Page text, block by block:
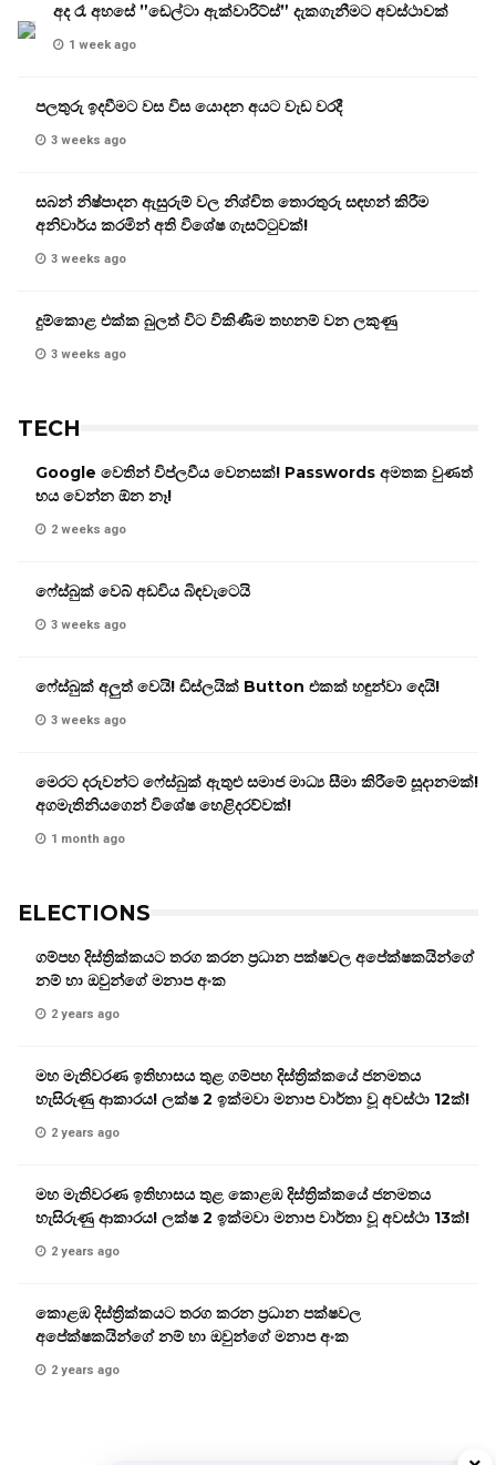
අද රෑ අහසේ ”ඩෙල්ටා ඇක්වාරිට්ස්” දැකගැනීමට අවස්ථාවක්
1 week ago
පලතුරු ඉදවීමට වස විස යොදන අයට වැඩ වරදී
3 weeks ago
සබන් නිෂ්පාදන ඇසුරුම් වල නිශ්චිත තොරතුරු සඳහන් කිරීම
අනිවාර්ය කරමින් අති විශේෂ ගැසට්ටුවක්!
3 weeks ago
දුම්කොළ එක්ක බුලත් විට විකිණීම තහනම් වන ලකුණු
3 weeks ago
TECH
Google වෙතින් විප්ලවීය වෙනසක්! Passwords අමතක වුණත්
භය වෙන්න ඕන නෑ!
2 weeks ago
ෆේස්බුක් වෙබ් අඩවිය බිඳවැටෙයි
3 weeks ago
ෆේස්බුක් අලුත් වෙයි! ඩිස්ලයික් Button එකක් හඳුන්වා දෙයි!
3 weeks ago
මෙරට දරුවන්ට ෆේස්බුක් ඇතුළු සමාජ මාධ්‍ය සීමා කිරීමේ සූදානමක්!
අගමැතිනියගෙන් විශේෂ හෙළිදරව්වක්!
1 month ago
ELECTIONS
ගම්පහ දිස්ත්‍රික්කයට තරග කරන ප්‍රධාන පක්ෂවල අපේක්ෂකයින්ගේ
නම් හා ඔවුන්ගේ මනාප අංක
2 years ago
මහ මැතිවරණ ඉතිහාසය තුළ ගම්පහ දිස්ත්‍රික්කයේ ජනමතය
හැසිරුණු ආකාරය! ලක්ෂ 2 ඉක්මවා මනාප වාර්තා වූ අවස්ථා 12ක්!
2 years ago
මහ මැතිවරණ ඉතිහාසය තුළ කොළඹ දිස්ත්‍රික්කයේ ජනමතය
හැසිරුණු ආකාරය! ලක්ෂ 2 ඉක්මවා මනාප වාර්තා වූ අවස්ථා 13ක්!
2 years ago
කොළඹ දිස්ත්‍රික්කයට තරග කරන ප්‍රධාන පක්ෂවල
අපේක්ෂකයින්ගේ නම් හා ඔවුන්ගේ මනාප අංක
2 years ago